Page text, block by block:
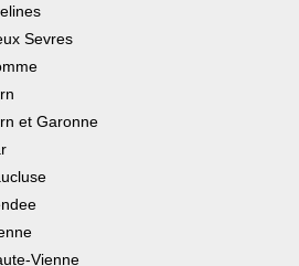
Sevres
et Garonne
Vienne